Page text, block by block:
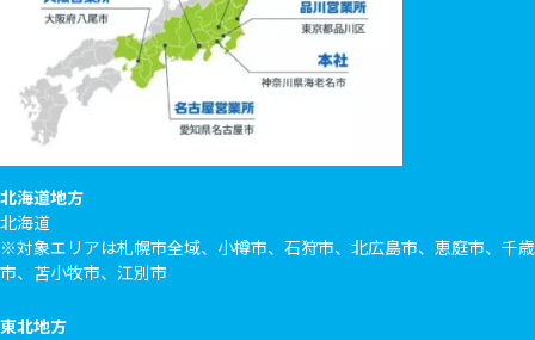
北海道地方
北海道
※対象エリアは札幌市全域、小樽市、石狩市、北広島市、恵庭市、千歳
市、苫小牧市、江別市
東北地方